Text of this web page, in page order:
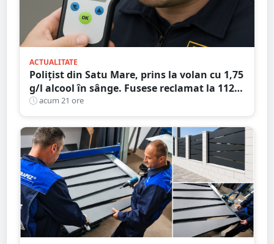
ACTUALITATE
Polițist din Satu Mare, prins la volan cu 1,75
g/l alcool în sânge. Fusese reclamat la 112
că circula pe contrasens
acum 21 ore